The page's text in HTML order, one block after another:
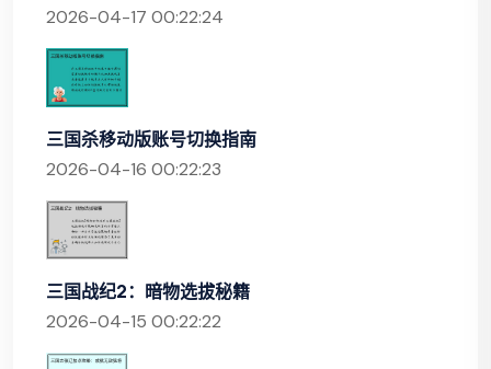
2026-04-17 00:22:24
三国杀移动版账号切换指南
2026-04-16 00:22:23
三国战纪2：暗物选拔秘籍
2026-04-15 00:22:22